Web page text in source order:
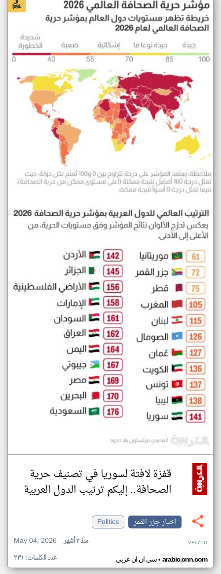
قفزة لافتة لسوريا في تصنيف حرية
الصحافة.. إليكم ترتيب الدول العربية
اخبار جزر القمر
Politics
May 04, 2026
منذ ٣ أشهر VF17PD
سي ان ان عربي• arabic.cnn.com عدد الكلمات: ٢٣١